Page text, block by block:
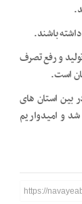
باشند.
و رفع تصرف
است.
بین استان های
۳۰ میلیارد ریال جمع آوری شد و امیدواریم
https://